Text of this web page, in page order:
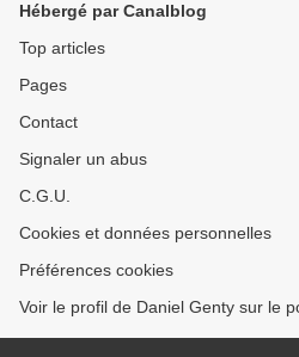
Hébergé par Canalblog
Top articles
Pages
Contact
Signaler un abus
C.G.U.
Cookies et données personnelles
Préférences cookies
Voir le profil de Daniel Genty sur le